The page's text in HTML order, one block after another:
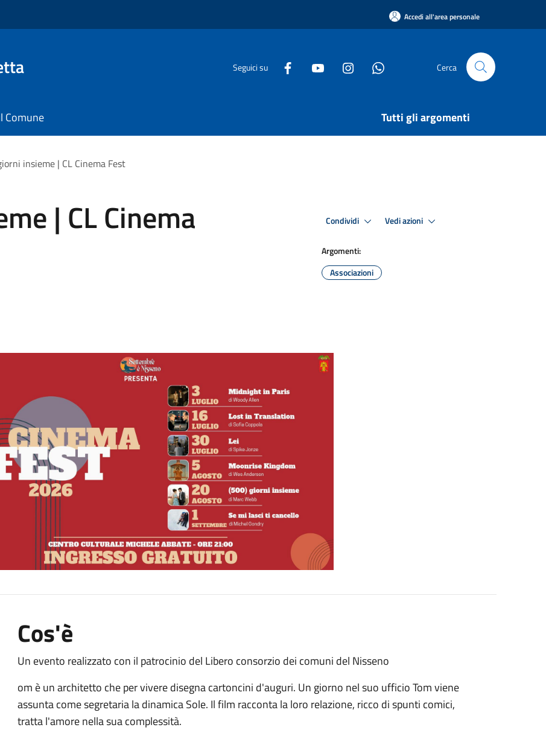
Accedi all'area personale
Seguici su Cerca
Comune Tutti gli argomenti
insieme | CL Cinema Fest
| CL Cinema Condividi Vedi azioni
Argomenti:
Associazioni
Cos'è
Un evento realizzato con il patrocinio del Libero consorzio dei comuni del Nisseno
om è un architetto che per vivere disegna cartoncini d'auguri. Un giorno nel suo ufficio Tom viene
assunta come segretaria la dinamica Sole. Il film racconta la loro relazione, ricco di spunti comici,
tratta l'amore nella sua complessità.